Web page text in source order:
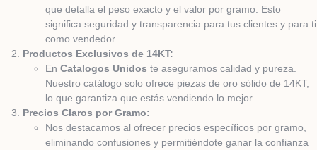
que detalla el peso exacto y el valor por gramo. Esto
significa seguridad y transparencia para tus clientes y para ti
como vendedor.
Productos Exclusivos de 14KT:
En Catalogos Unidos te aseguramos calidad y pureza.
Nuestro catálogo solo ofrece piezas de oro sólido de 14KT,
lo que garantiza que estás vendiendo lo mejor.
Precios Claros por Gramo:
Nos destacamos al ofrecer precios específicos por gramo,
eliminando confusiones y permitiéndote ganar la confianza